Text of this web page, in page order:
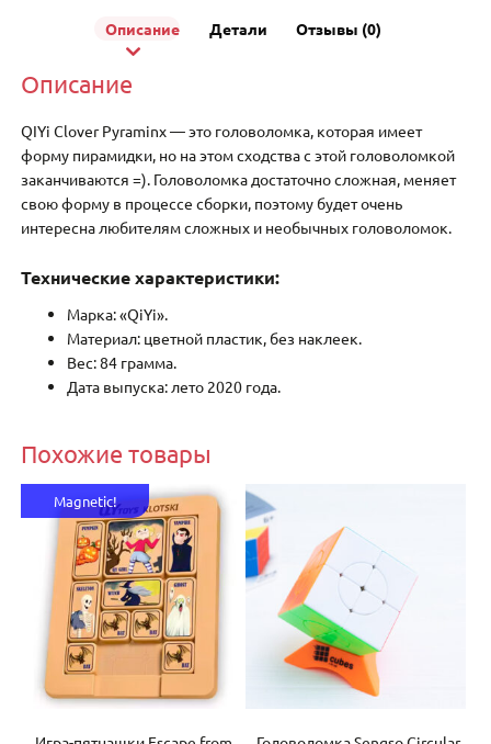
Описание Детали Отзывы (0)
Описание
QIYi Clover Pyraminx — это головоломка, которая имеет
форму пирамидки, но на этом сходства с этой головоломкой
заканчиваются =). Головоломка достаточно сложная, меняет
свою форму в процессе сборки, поэтому будет очень
интересна любителям сложных и необычных головоломок.
Технические характеристики:
Марка: «QiYi».
Материал: цветной пластик, без наклеек.
Вес: 84 грамма.
Дата выпуска: лето 2020 года.
Похожие товары
Magnetic!